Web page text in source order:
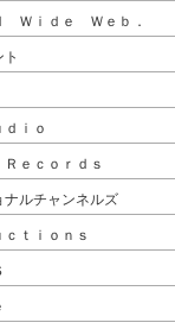
Ｗｉｄｅ Ｗｅｂ．
ｉｏ
ｅｃｏｒｄｓ
ナルチャンネルズ
ｔｉｏｎｓ